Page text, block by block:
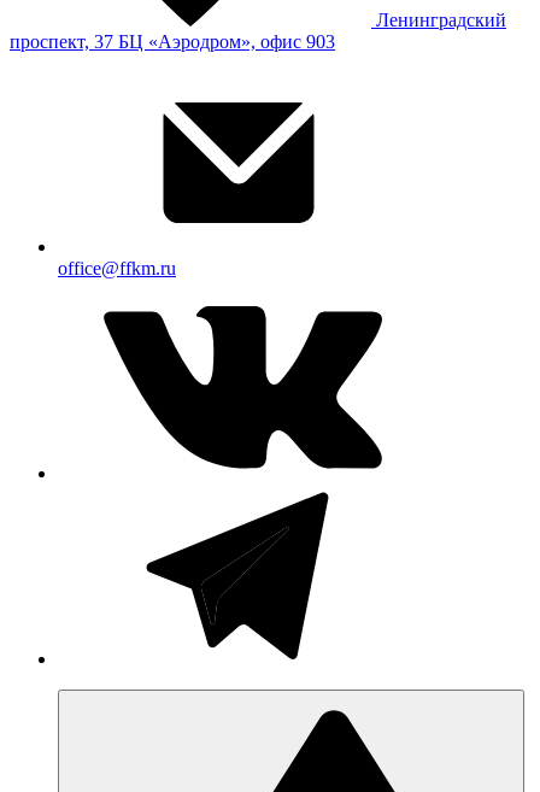
Ленинградский
проспект, 37 БЦ «Аэродром», офис 903
office@ffkm.ru